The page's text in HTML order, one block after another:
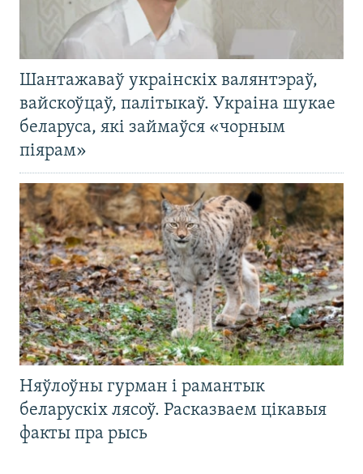
Шантажаваў украінскіх валянтэраў,
вайскоўцаў, палітыкаў. Украіна шукае
беларуса, які займаўся «чорным
піярам»
Няўлоўны гурман і рамантык
беларускіх лясоў. Расказваем цікавыя
факты пра рысь